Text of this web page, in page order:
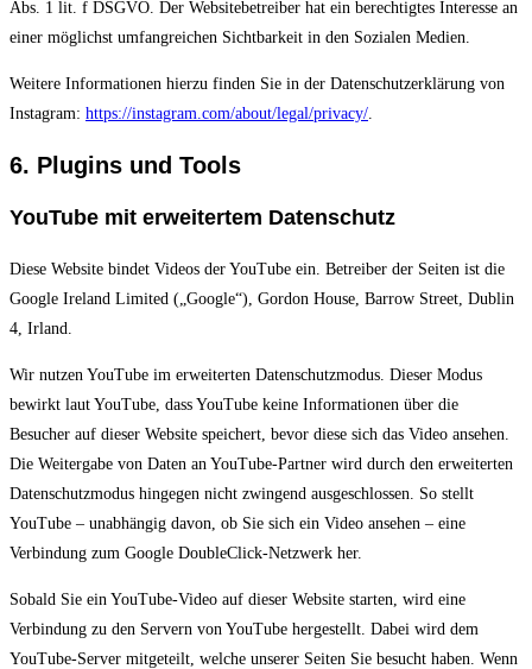
Abs. 1 lit. f DSGVO. Der Websitebetreiber hat ein berechtigtes Interesse an
einer möglichst umfangreichen Sichtbarkeit in den Sozialen Medien.
Weitere Informationen hierzu finden Sie in der Datenschutzerklärung von
Instagram: https://instagram.com/about/legal/privacy/.
6. Plugins und Tools
YouTube mit erweitertem Datenschutz
Diese Website bindet Videos der YouTube ein. Betreiber der Seiten ist die
Google Ireland Limited („Google“), Gordon House, Barrow Street, Dublin
4, Irland.
Wir nutzen YouTube im erweiterten Datenschutzmodus. Dieser Modus
bewirkt laut YouTube, dass YouTube keine Informationen über die
Besucher auf dieser Website speichert, bevor diese sich das Video ansehen.
Die Weitergabe von Daten an YouTube-Partner wird durch den erweiterten
Datenschutzmodus hingegen nicht zwingend ausgeschlossen. So stellt
YouTube – unabhängig davon, ob Sie sich ein Video ansehen – eine
Verbindung zum Google DoubleClick-Netzwerk her.
Sobald Sie ein YouTube-Video auf dieser Website starten, wird eine
Verbindung zu den Servern von YouTube hergestellt. Dabei wird dem
YouTube-Server mitgeteilt, welche unserer Seiten Sie besucht haben. Wenn